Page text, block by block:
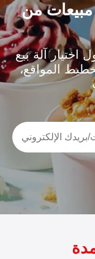
آلة بيع
المواقع،